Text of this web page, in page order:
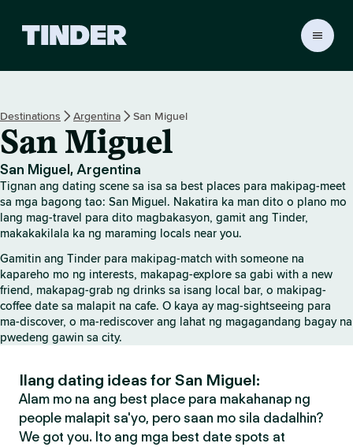
r
o
m
e
Destinations Argentina San Miguel
San Miguel
San Miguel, Argentina
Tignan ang dating scene sa isa sa best places para makipag-meet
sa mga bagong tao: San Miguel. Nakatira ka man dito o plano mo
lang mag-travel para dito magbakasyon, gamit ang Tinder,
makakakilala ka ng maraming locals near you.
Gamitin ang Tinder para makipag-match with someone na
kapareho mo ng interests, makapag-explore sa gabi with a new
friend, makapag-grab ng drinks sa isang local bar, o makipag-
coffee date sa malapit na cafe. O kaya ay mag-sightseeing para
ma-discover, o ma-rediscover ang lahat ng magagandang bagay na
pwedeng gawin sa city.
Ilang dating ideas for San Miguel:
Alam mo na ang best place para makahanap ng
people malapit sa'yo, pero saan mo sila dadalhin?
We got you. Ito ang mga best date spots at